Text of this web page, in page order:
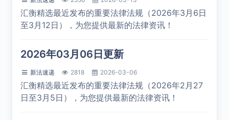
汇衡精选最近发布的重要法律法规（2026年3月6日
至3月12日），为您提供最新的法律资讯！
2026年03月06日更新
新法速递 2818 2026-03-06
汇衡精选最近发布的重要法律法规（2026年2月27
日至3月5日），为您提供最新的法律资讯！